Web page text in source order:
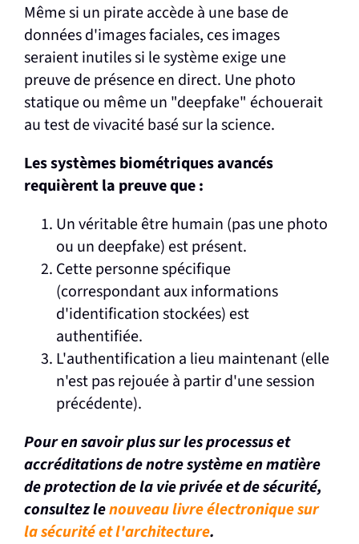
Même si un pirate accède à une base de
données d'images faciales, ces images
seraient inutiles si le système exige une
preuve de présence en direct. Une photo
statique ou même un "deepfake" échouerait
au test de vivacité basé sur la science.
Les systèmes biométriques avancés
requièrent la preuve que :
Un véritable être humain (pas une photo
ou un deepfake) est présent.
Cette personne spécifique
(correspondant aux informations
d'identification stockées) est
authentifiée.
L'authentification a lieu maintenant (elle
n'est pas rejouée à partir d'une session
précédente).
Pour en savoir plus sur les processus et
accréditations de notre système en matière
de protection de la vie privée et de sécurité,
consultez lenouveau livre électronique sur
la sécurité et l'architecture.